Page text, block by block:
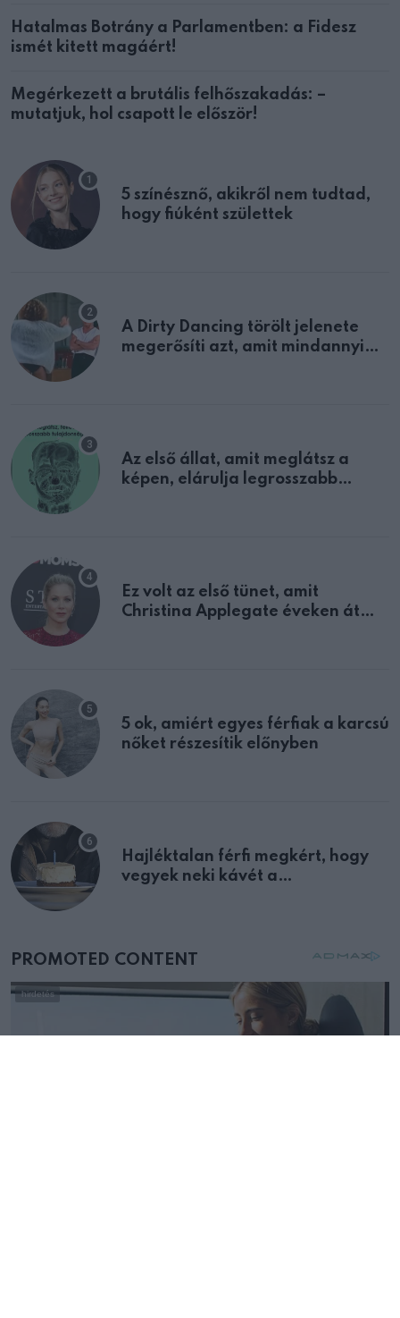
Hatalmas Botrány a Parlamentben: a Fidesz
ismét kitett magáért!
Megérkezett a brutális felhőszakadás: –
mutatjuk, hol csapott le először!
5 színésznő, akikről nem tudtad,
hogy fiúként születtek
A Dirty Dancing törölt jelenete
megerősíti azt, amit mindannyian
Az első állat, amit meglátsz a
képen, elárulja legrosszabb
Ez volt az első tünet, amit
Christina Applegate éveken át
5 ok, amiért egyes férfiak a karcsú
nőket részesítik előnyben
Hajléktalan férfi megkért, hogy
vegyek neki kávét a